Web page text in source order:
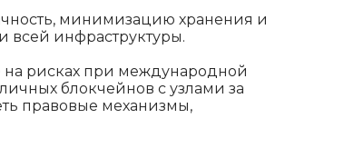
минимизацию хранения и
всей инфраструктуры.
рисках при международной
блокчейнов с узлами за
правовые механизмы,